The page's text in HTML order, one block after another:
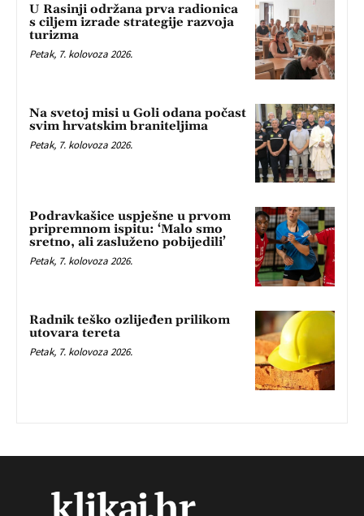
U Rasinji održana prva radionica
s ciljem izrade strategije razvoja
turizma
Petak, 7. kolovoza 2026.
Na svetoj misi u Goli odana počast
svim hrvatskim braniteljima
Petak, 7. kolovoza 2026.
Podravkašice uspješne u prvom
pripremnom ispitu: ‘Malo smo
sretno, ali zasluženo pobijedili’
Petak, 7. kolovoza 2026.
Radnik teško ozlijeđen prilikom
utovara tereta
Petak, 7. kolovoza 2026.